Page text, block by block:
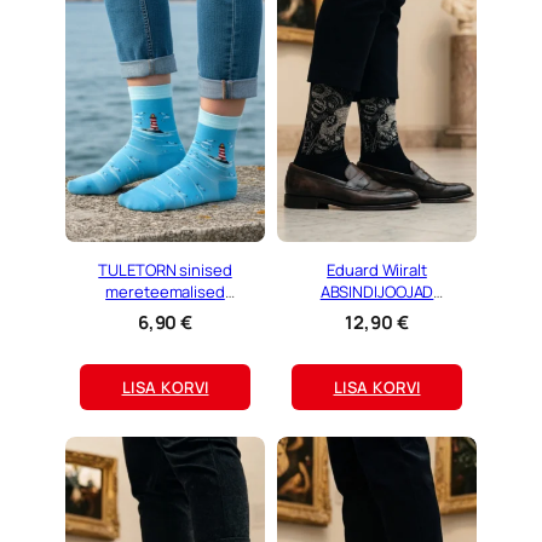
TULETORN sinised
mereteemalised
puuvillased sokid
6,90€
LISA KORVI
Eduard Wiiralt
ABSINDIJOOJAD
puuvillased kunstisokid
12,90€
LISA KORVI